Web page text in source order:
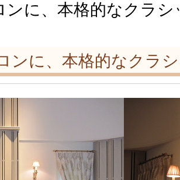
ンに、本格的なクラ
ンに、本格的なクラ